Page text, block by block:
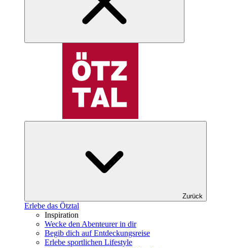
Zurück
Erlebe das Ötztal
Inspiration
Wecke den Abenteurer in dir
Begib dich auf Entdeckungsreise
Erlebe sportlichen Lifestyle